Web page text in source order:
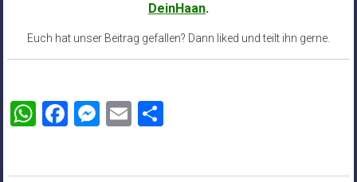
DeinHaan.
Euch hat unser Beitrag gefallen? Dann liked und teilt ihn gerne.
WhatsApp
Facebook
Messenger
EmailTeilen